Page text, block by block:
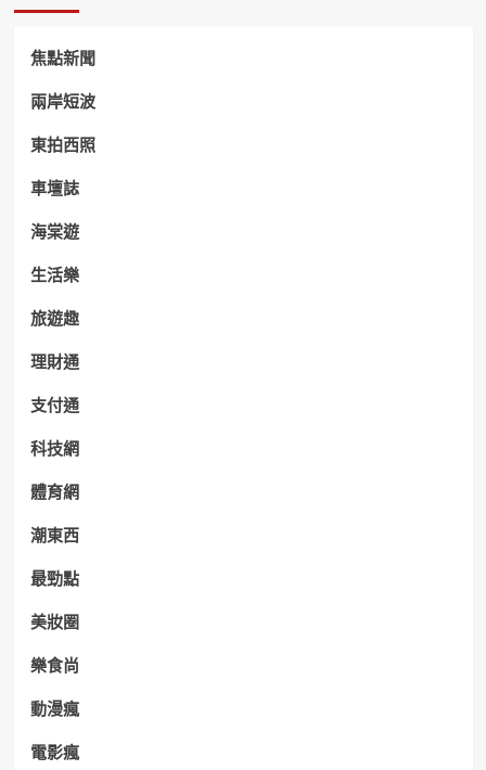
焦點新聞
兩岸短波
東拍西照
車壇誌
海棠遊
生活樂
旅遊趣
理財通
支付通
科技網
體育網
潮東西
最勁點
美妝圈
樂食尚
動漫瘋
電影瘋